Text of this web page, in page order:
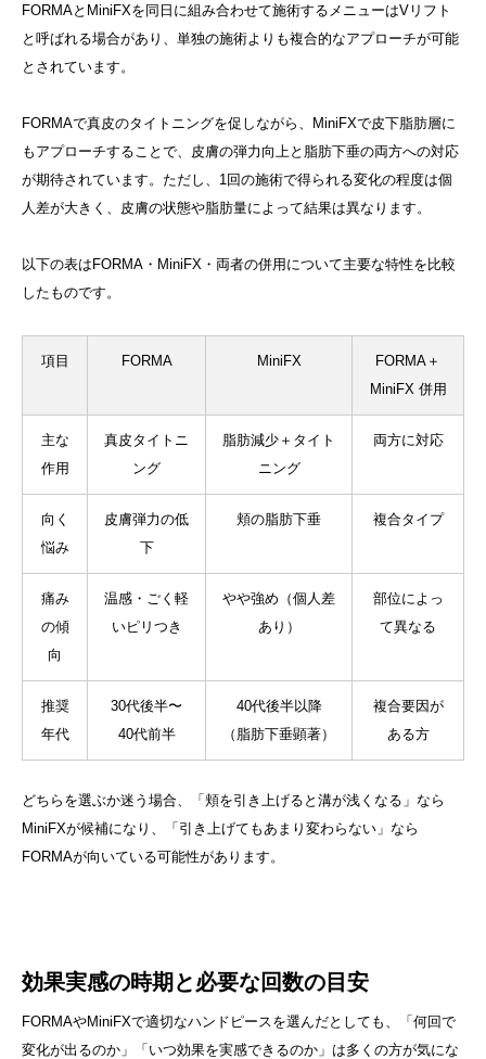
FORMAとMiniFXを同日に組み合わせて施術するメニューはVリフト
と呼ばれる場合があり、単独の施術よりも複合的なアプローチが可能
とされています。
FORMAで真皮のタイトニングを促しながら、MiniFXで皮下脂肪層に
もアプローチすることで、皮膚の弾力向上と脂肪下垂の両方への対応
が期待されています。ただし、1回の施術で得られる変化の程度は個
人差が大きく、皮膚の状態や脂肪量によって結果は異なります。
以下の表はFORMA・MiniFX・両者の併用について主要な特性を比較
したものです。
項目 FORMA MiniFX
FORMA＋
MiniFX 併用
主な
作用
真皮タイトニ
ング
脂肪減少＋タイト
ニング
両方に対応
向く
悩み
皮膚弾力の低
下
頬の脂肪下垂 複合タイプ
痛み
の傾
向
温感・ごく軽
いピリつき
やや強め（個人差
あり）
部位によっ
て異なる
推奨
年代
30代後半〜
40代前半
40代後半以降
（脂肪下垂顕著）
複合要因が
ある方
どちらを選ぶか迷う場合、「頬を引き上げると溝が浅くなる」なら
MiniFXが候補になり、「引き上げてもあまり変わらない」なら
FORMAが向いている可能性があります。
効果実感の時期と必要な回数の目安
FORMAやMiniFXで適切なハンドピースを選んだとしても、「何回で
変化が出るのか」「いつ効果を実感できるのか」は多くの方が気にな